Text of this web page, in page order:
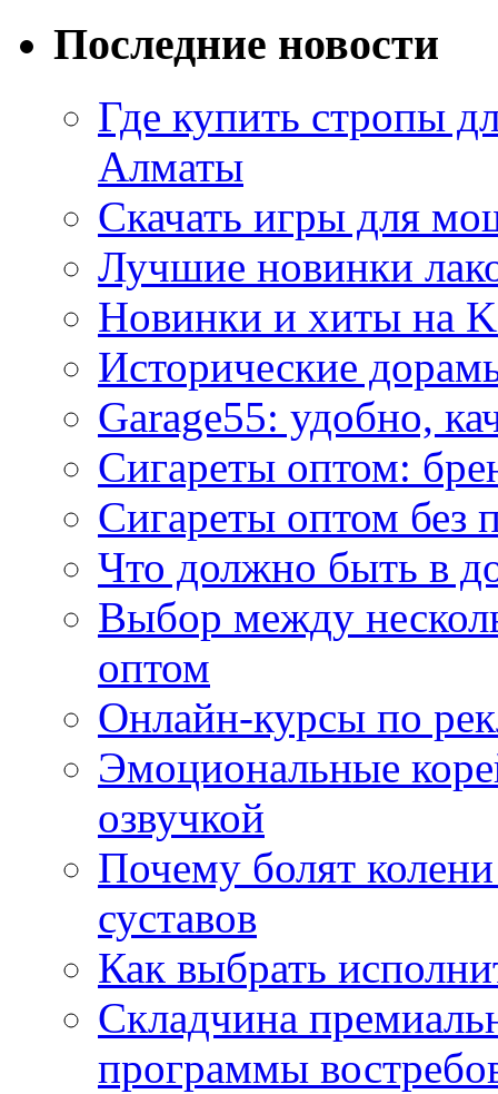
Последние новости
Где купить стропы
Алматы
Скачать игры для
Лучшие новинки
Новинки и хиты на
Исторические
Garage55: удобно,
Сигареты оптом:
Сигареты оптом без
Что должно быть в
Выбор между
оптом
Онлайн-курсы по
Эмоциональные
озвучкой
Почему болят
суставов
Как выбрать
Складчина
программы